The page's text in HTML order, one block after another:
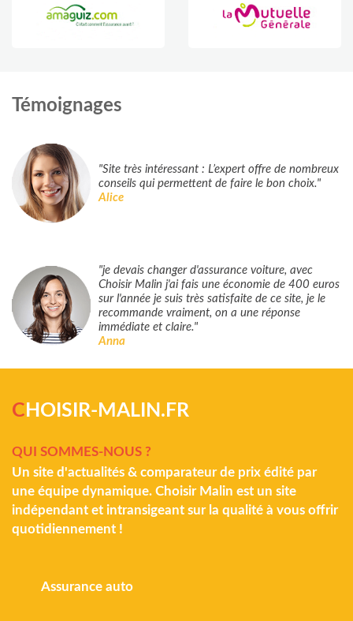
Témoignages
"Site très intéressant : L’expert offre de nombreux
conseils qui permettent de faire le bon choix."
Alice
"je devais changer d'assurance voiture, avec
Choisir Malin j'ai fais une économie de 400 euros
sur l'année je suis très satisfaite de ce site, je le
recommande vraiment, on a une réponse
immédiate et claire."
Anna
C HOISIR-MALIN.FR
QUI SOMMES-NOUS ?
Un site d'actualités & comparateur de prix édité par
une équipe dynamique. Choisir Malin est un site
indépendant et intransigeant sur la qualité à vous offrir
quotidiennement !
Assurance auto